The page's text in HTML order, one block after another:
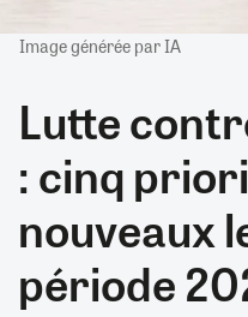
Image générée par IA
Lutte
: cinq
nouveaux
période